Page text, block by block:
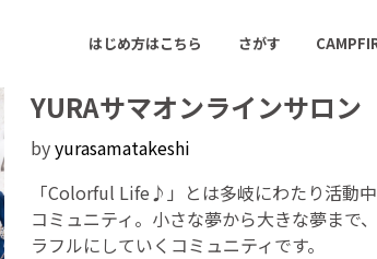
はじめ方はこちら さがす
おすすめのコミュニティ 人気のコミュニ
YURAサマオンラインサロ
byyurasamatakeshi
「Colorful Life♪」とは多岐にわたり活動
コミュニティ。小さな夢から大きな夢ま
ラフルにしていくコミュニティです。